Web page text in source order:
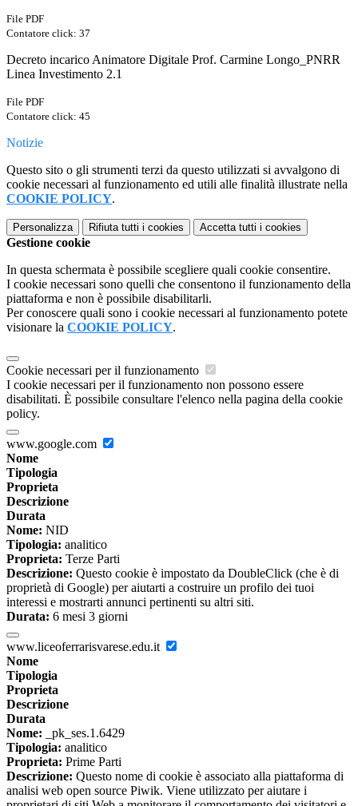
File PDF
Contatore click: 37
Decreto incarico Animatore Digitale Prof. Carmine Longo_PNRR
Linea Investimento 2.1
File PDF
Contatore click: 45
Notizie
Questo sito o gli strumenti terzi da questo utilizzati si avvalgono di
cookie necessari al funzionamento ed utili alle finalità illustrate nella
COOKIE POLICY.
Personalizza Rifiuta tutti i cookies Accetta tutti i cookies
Gestione cookie
In questa schermata è possibile scegliere quali cookie consentire.
I cookie necessari sono quelli che consentono il funzionamento della
piattaforma e non è possibile disabilitarli.
Per conoscere quali sono i cookie necessari al funzionamento potete
visionare la COOKIE POLICY.
Cookie necessari per il funzionamento
I cookie necessari per il funzionamento non possono essere
disabilitati. È possibile consultare l'elenco nella pagina della cookie
policy.
www.google.com
Nome
Tipologia
Proprieta
Descrizione
Durata
Nome: NID
Tipologia: analitico
Proprieta: Terze Parti
Descrizione: Questo cookie è impostato da DoubleClick (che è di
proprietà di Google) per aiutarti a costruire un profilo dei tuoi
interessi e mostrarti annunci pertinenti su altri siti.
Durata: 6 mesi 3 giorni
www.liceoferrarisvarese.edu.it
Nome
Tipologia
Proprieta
Descrizione
Durata
Nome: _pk_ses.1.6429
Tipologia: analitico
Proprieta: Prime Parti
Descrizione: Questo nome di cookie è associato alla piattaforma di
analisi web open source Piwik. Viene utilizzato per aiutare i